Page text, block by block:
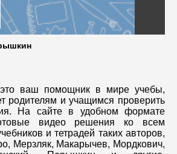
ваш помощник в мире учебы,
родителям и учащимся проверить
На сайте в удобном формате
видео решения ко всем
и тетрадей таких авторов,
Мерзляк, Макарычев, Мордкович,